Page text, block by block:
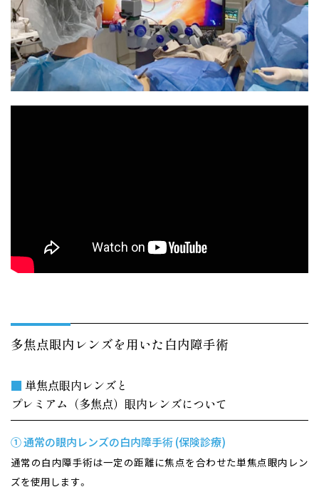
多焦点眼内レンズを用いた白内障手術
■ 単焦点眼内レンズと
プレミアム（多焦点）眼内レンズについて
① 通常の眼内レンズの白内障手術 (保険診療)
通常の白内障手術は一定の距離に焦点を合わせた単焦点眼内レン
ズを使用します。